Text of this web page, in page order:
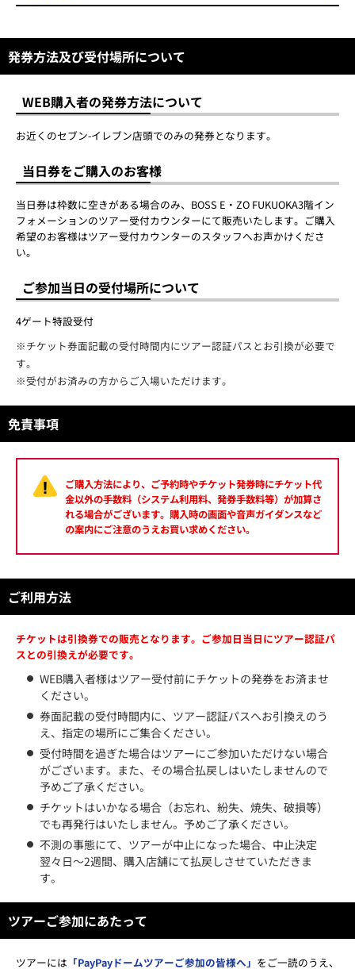
発券方法及び受付場所について
WEB購入者の発券方法について
お近くのセブン-イレブン店頭でのみの発券となります。
当日券をご購入のお客様
当日券は枠数に空きがある場合のみ、BOSS E・ZO FUKUOKA3階イン
フォメーションのツアー受付カウンターにて販売いたします。ご購入
希望のお客様はツアー受付カウンターのスタッフへお声かけくださ
い。
ご参加当日の受付場所について
4ゲート特設受付
※チケット券面記載の受付時間内にツアー認証パスとお引換が必要で
す。
※受付がお済みの方からご入場いただけます。
免責事項
ご購入方法により、ご予約時やチケット発券時にチケット代
金以外の手数料（システム利用料、発券手数料等）が加算さ
れる場合がございます。購入時の画面や音声ガイダンスなど
の案内にご注意のうえお買い求めください。
ご利用方法
チケットは引換券での販売となります。ご参加日当日にツアー認証パ
スとの引換えが必要です。
WEB購入者様はツアー受付前にチケットの発券をお済ませ
ください。
券面記載の受付時間内に、ツアー認証パスへお引換えのう
え、指定の場所にご集合ください。
受付時間を過ぎた場合はツアーにご参加いただけない場合
がございます。また、その場合払戻しはいたしませんので
予めご了承ください。
チケットはいかなる場合（お忘れ、紛失、焼失、破損等）
でも再発行はいたしません。予めご了承ください。
不測の事態にて、ツアーが中止になった場合、中止決定
翌々日～2週間、購入店舗にて払戻しさせていただきま
す。
ツアーご参加にあたって
ツアーには 「PayPayドームツアーご参加の皆様へ」 をご一読のうえ、